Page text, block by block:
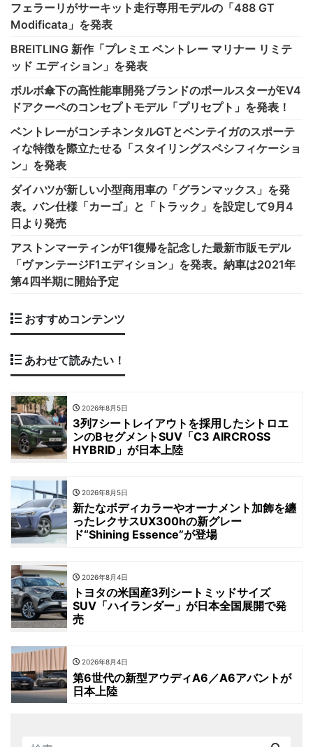
フェラーリがサーキット走行専用モデルの「488 GT
Modificata」を発表
BREITLING 新作「プレミエ ベントレー マリナー リミテ
ッド エディション」を発表
ボルボ傘下の高性能車開発ブランドのポールスターがEV4
ドアクーペのコンセプトモデル「プリセプト」を発表！
ベントレーがコンチネンタルGTとベンテイガのスポーテ
ィな特徴を際立たせる「スタイリングスペシフィケーショ
ン」を発表
ダイハツが新しい小型商用車の「グランマックス」を発
表。バン仕様「カーゴ」と「トラック」を設定して9月4
日より発売
アストンマーティンがF1復帰を記念した最新市販モデル
「ヴァンテージF1エディション」を発表。納車は2021年
第4四半期に開始予定
おすすめコンテンツ
あわせて読みたい！
2026年8月5日
3列7シートレイアウトを採用したシトロエ
ンのBセグメントSUV「C3 AIRCROSS
HYBRID」が日本上陸
2026年8月5日
新たなボディカラーやオーナメント加飾を纏
ったレクサスUX300hの新グレー
ド“Shining Essence”が登場
2026年8月4日
トヨタの米国産3列シートミッドサイズ
SUV「ハイランダー」が日本全国展開で発
売
2026年8月4日
第6世代の新型アウディA6／A6アバントが
日本上陸